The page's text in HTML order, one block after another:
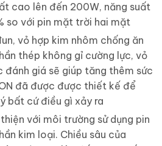
cao lên đến 200W, năng suất
so với pin mặt trời hai mặt
vỏ hợp kim nhôm chống ăn
thép không gỉ cường lực, vỏ
đánh giá sẽ giúp tăng thêm sức
đã được được thiết kế để
bất cứ điều gì xảy ra
với môi trường sử dụng pin
kim loại. Chiều sâu của